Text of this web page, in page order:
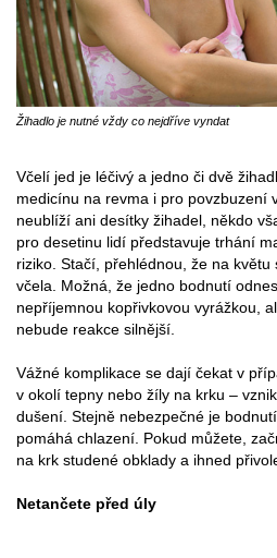
Žihadlo je nutné vždy co nejdříve vyndat
Včelí jed je léčivý a jedno či dvě
medicínu na revma i pro povzbuzení
neublíží ani desítky žihadel, někdo
pro desetinu lidí představuje trhání
riziko. Stačí, přehlédnou, že na
včela. Možná, že jedno bodnutí
nepříjemnou kopřivkovou vyrážkou,
nebude reakce silnější.
Vážné komplikace se dají čekat v
v okolí tepny nebo žíly na krku –
dušení. Stejně nebezpečné je
pomáhá chlazení. Pokud můžete,
na krk studené obklady a ihned
Netančete před úly